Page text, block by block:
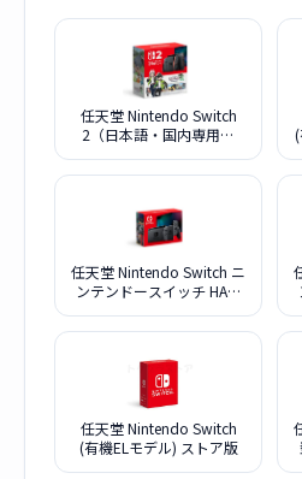
任天堂 Nintendo Switch
2（日本語・国内専用）
Nintendo Switch 2 Edition
任天堂 Nintendo Switch ニ
ンテンドースイッチ HAD-
新モデル版
任天堂 Nintendo Switch
(有機ELモデル) ストア版